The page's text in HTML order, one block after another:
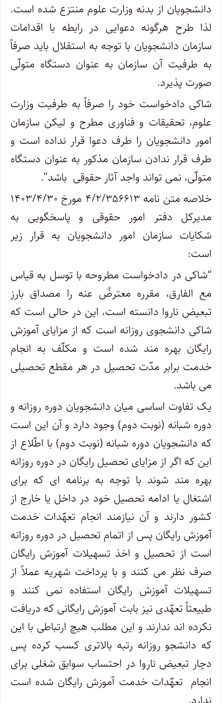
دانشجویان از بدنه وزارت علوم منتزع شده است.
لذا طرح هرگونه دعوایی در رابطه با اقدامات
سازمان دانشجویان با توجه به استقلال باید صرفاً
به طرفیت آن سازمان به عنوان دستگاه متولّی
صورت پذیرد.
شاکی دادخواست خود را صرفاً به طرفیت وزارت
علوم، تحقیقات و فناوری مطرح و لیکن سازمان
امور دانشجویان را طرف دعوا قرار نداده است و
طرف قرار ندادن سازمان مذکور به عنوان دستگاه
متولّی، نمی تواند واجد آثار حقوقی باشد.”
خلاصه متن نامه ۴/۲/۳۵۶۶۱۳ مورخ ۱۴۰۳/۴/۳۰
مدیرکل دفتر امور حقوقی و پاسخگویی به
شکایات سازمان امور دانشجویان به قرار زیر
است:
“شاکی در دادخواست مطروحه با توسل به قیاس
مع الفارق، مقرره معترضٌ عنه را مصداق بارز
تبعیض ناروا دانسته است، این در حالی است که
شاکی دانشجوی روزانه است که از مزایای آموزش
رایگان بهره مند شده است و مکلّف به انجام
خدمت برابر مدّت تحصیل در هر مقطع تحصیلی
می باشد.
یک تفاوت اساسی میان دانشجویان دوره روزانه و
دوره شبانه (نوبت دوم) وجود دارد و آن این است
که دانشجویان دوره شبانه (نوبت دوم) با اطّلاع از
این که اگر از مزایای تحصیل رایگان در دوره روزانه
بهره مند شوند با توجه به برنامه ای که برای
اشتغال یا ادامه تحصیل خود در داخل یا خارج از
کشور دارند و آن نیازمند انجام تعهّدات خدمت
آموزش رایگان پس از اتمام تحصیل در دوره روزانه
است از تحصیل و اخذ تسهیلات آموزش رایگان
صرف نظر می کنند و با پرداخت شهریه عملاً از
تسهیلات آموزش رایگان استفاده نمی کنند و
طبیعتاً تعهّدی نیز بابت آموزش رایگانی که دریافت
نکرده اند ندارند و این مطلب هیچ ارتباطی با این
که دانشجو روزانه رتبه بالاتری کسب کرده پس
دچار تبعیض ناروا در احتساب سوابق شغلی برای
انجام تعهّدات خدمت آموزش رایگان شده است